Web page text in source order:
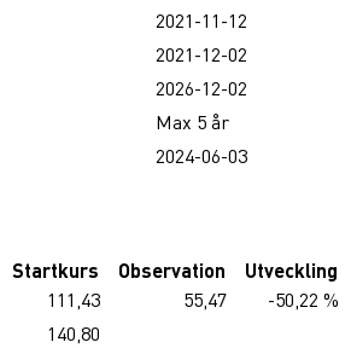
2021-11-12
2021-12-02
2026-12-02
Max 5 år
2024-06-03
Startkurs Observation
Utveckling
111,43 55,47
-50,22 %
140,80